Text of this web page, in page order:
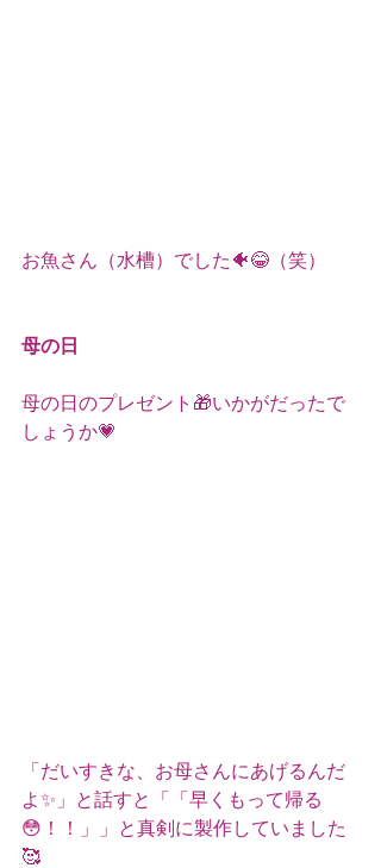
お魚さん（水槽）でした🐠😂（笑）
母の日
母の日のプレゼント🎁いかがだったで
しょうか💗
「だいすきな、お母さんにあげるんだ
よ✨」と話すと「「早くもって帰る
😳！！」」と真剣に製作していました
🥰